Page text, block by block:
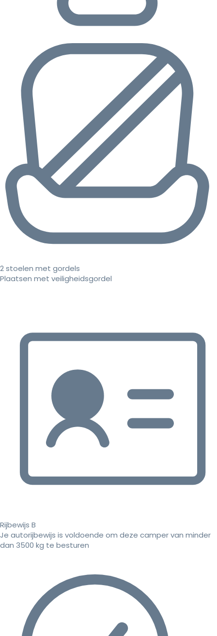
2 stoelen met gordels
Plaatsen met veiligheidsgordel
Rijbewijs B
Je autorijbewijs is voldoende om deze camper van minder
dan 3500 kg te besturen